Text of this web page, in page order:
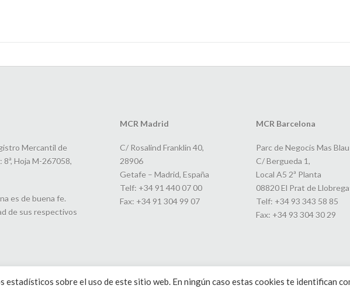
Mercantil de
Hoja M-267058,
es de buena fe.
de sus respectivos
MCR Madrid
C/ Rosalind Franklin 40,
28906
Getafe – Madrid, España
Telf: +34 91 440 07 00
Fax: +34 91 304 99 07
MCR Barcelona
Parc de Negocis Mas Blau
C/ Bergueda 1,
Local A5 2ª Planta
08820 El Prat de
Telf: +34 93 343 58 85
Fax: +34 93 304 30 29
sobre el uso de este sitio web. En ningún caso estas cookies te identifican